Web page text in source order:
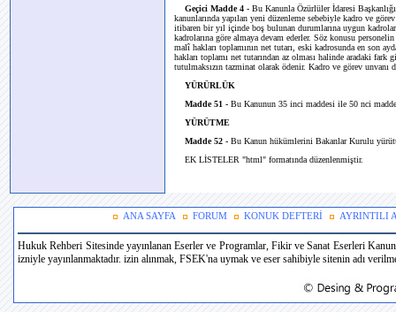
Geçici Madde 4 - Bu Kanunla Özürlüler İdaresi
kanunlarında yapılan yeni düzenleme sebebiyle kadro ve
itibaren bir yıl içinde boş bulunan durumlarına uygun
kadrolarına göre almaya devam ederler. Söz konusu
malî hakları toplamının net tutarı, eski kadrosunda en son
hakları toplamı net tutarından az olması halinde aradaki
tutulmaksızın tazminat olarak ödenir. Kadro ve görev unvanı
YÜRÜRLÜK
Madde 51 - Bu Kanunun 35 inci maddesi ile 50 nci
YÜRÜTME
Madde 52 - Bu Kanun hükümlerini Bakanlar Kurulu
EK LİSTELER "html" formatında düzenlenmiştir.
ANA SAYFA FORUM KONUK DEFTERİ AYRINTILI
Hukuk Rehberi Sitesinde yayınlanan Eserler ve Programlar, Fikir ve Sanat Eserleri
izniyle yayınlanmaktadır. izin alınmak, FSEK'na uymak ve eser sahibiyle sitenin adı